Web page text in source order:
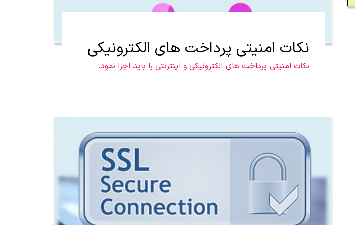
نکات امنیتی پرداخت های الکترونیکی
نکات امنیتی پرداخت های الکترونیکی و اینترنتی را باید اجرا نمود.